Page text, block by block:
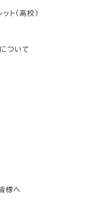
ット(高校)
ついて
様へ